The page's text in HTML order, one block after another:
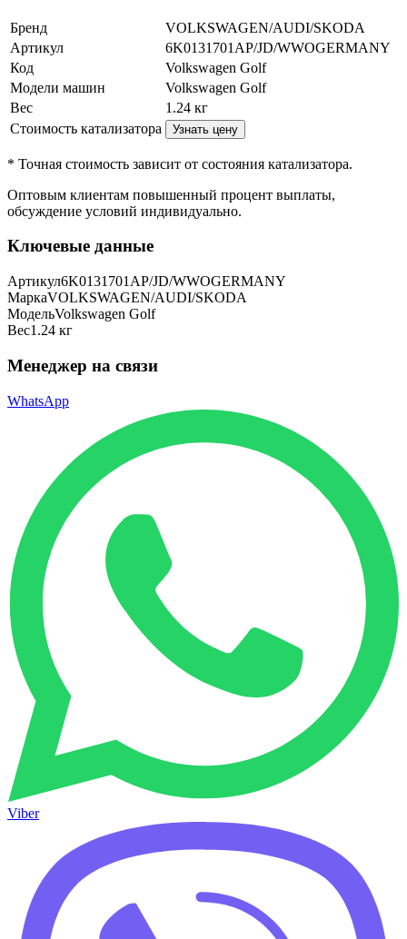
Бренд
VOLKSWAGEN/AUDI/SKODA
Артикул
6K0131701AP/JD/WWOGERMANY
Код
Volkswagen Golf
Модели машин
Volkswagen Golf
Вес
1.24 кг
Стоимость катализатора
Узнать цену
* Точная стоимость зависит от состояния катализатора.
Оптовым клиентам повышенный процент выплаты,
обсуждение условий индивидуально.
Ключевые данные
Артикул6K0131701AP/JD/WWOGERMANY
МаркаVOLKSWAGEN/AUDI/SKODA
МодельVolkswagen Golf
Вес1.24 кг
Менеджер на связи
WhatsApp
Viber